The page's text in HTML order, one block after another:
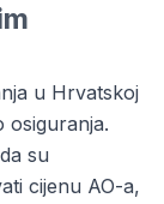
u Hrvatskoj
osiguranja.
su
cijenu AO-a,